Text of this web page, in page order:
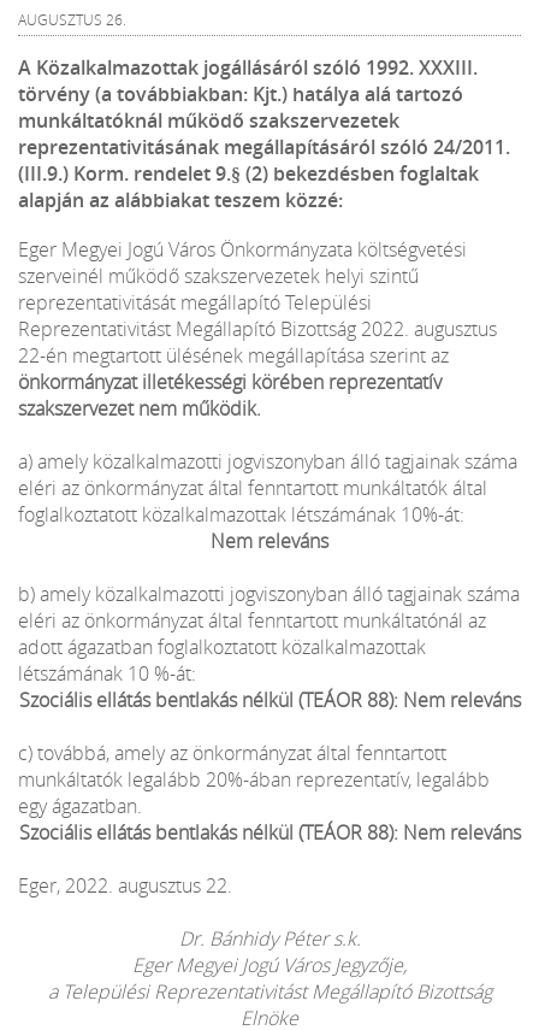
AUGUSZTUS 26.
A Közalkalmazottak jogállásáról szóló 1992. XXXIII.
törvény (a továbbiakban: Kjt.) hatálya alá tartozó
munkáltatóknál működő szakszervezetek
reprezentativitásának megállapításáról szóló 24/2011.
(III.9.) Korm. rendelet 9.§ (2) bekezdésben foglaltak
alapján az alábbiakat teszem közzé:
Eger Megyei Jogú Város Önkormányzata költségvetési
szerveinél működő szakszervezetek helyi szintű
reprezentativitását megállapító Települési
Reprezentativitást Megállapító Bizottság 2022. augusztus
22-én megtartott ülésének megállapítása szerint az
önkormányzat illetékességi körében reprezentatív
szakszervezet nem működik.
a) amely közalkalmazotti jogviszonyban álló tagjainak száma
eléri az önkormányzat által fenntartott munkáltatók által
foglalkoztatott közalkalmazottak létszámának 10%-át:
Nem releváns
b) amely közalkalmazotti jogviszonyban álló tagjainak száma
eléri az önkormányzat által fenntartott munkáltatónál az
adott ágazatban foglalkoztatott közalkalmazottak
létszámának 10 %-át:
Szociális ellátás bentlakás nélkül (TEÁOR 88): Nem releváns
c) továbbá, amely az önkormányzat által fenntartott
munkáltatók legalább 20%-ában reprezentatív, legalább
egy ágazatban.
Szociális ellátás bentlakás nélkül (TEÁOR 88): Nem releváns
Eger, 2022. augusztus 22.
Dr. Bánhidy Péter s.k.
Eger Megyei Jogú Város Jegyzője,
a Települési Reprezentativitást Megállapító Bizottság
Elnöke